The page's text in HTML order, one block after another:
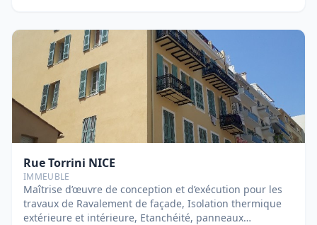
Rue Torrini NICE
IMMEUBLE
Maîtrise d’œuvre de conception et d’exécution pour les
travaux de Ravalement de façade, Isolation thermique
extérieure et intérieure, Etanchéité, panneaux